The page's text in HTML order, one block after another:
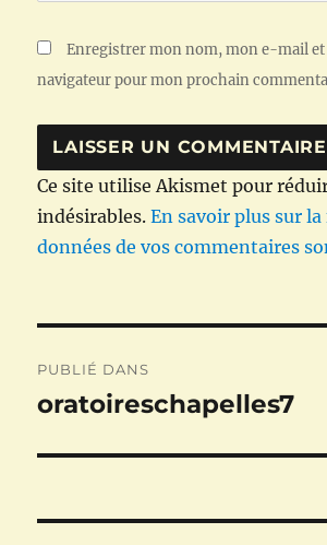
Enregistrer mon nom, mon e-mail et
navigateur pour mon prochain
Ce site utilise Akismet pour
indésirables.En savoir plus sur
données de vos commentaires
de
PUBLIÉ DANS
oratoireschapelles7